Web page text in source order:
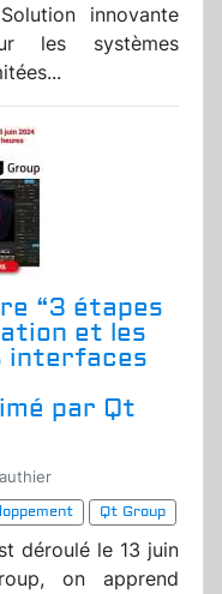
innovante
les systèmes
“3 étapes
et les
interfaces
par Qt
Qt Group
déroulé le 13 juin
on apprend